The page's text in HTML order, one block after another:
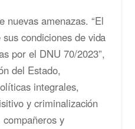
nuevas amenazas. “El
condiciones de vida
por el DNU 70/2023”,
del Estado,
integrales,
y criminalización
compañeros y